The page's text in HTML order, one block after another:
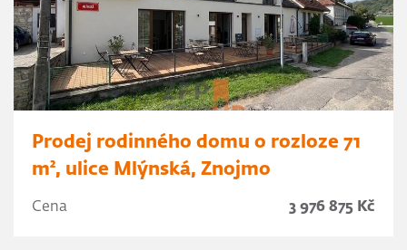
Prodej rodinného domu o rozloze 71
m², ulice Mlýnská, Znojmo
Cena 3 976 875 Kč